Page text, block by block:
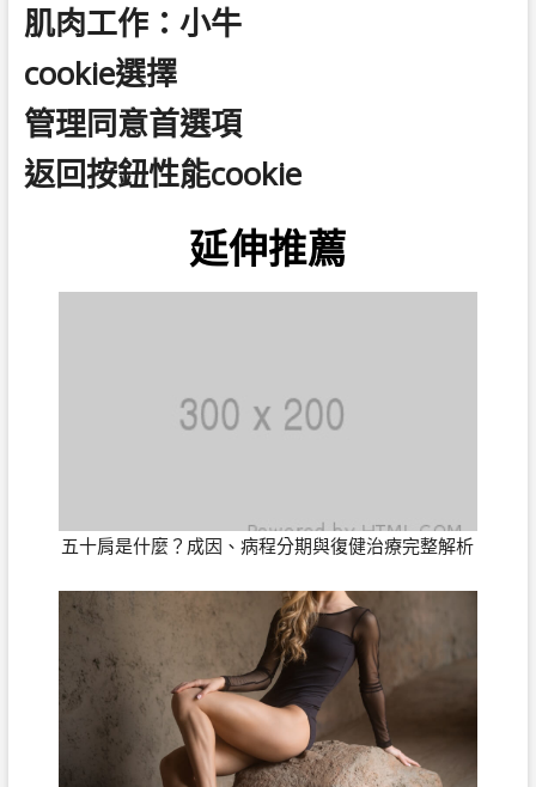
肌肉工作：小牛
cookie選擇
管理同意首選項
返回按鈕性能cookie
延伸推薦
五十肩是什麼？成因、病程分期與復健治療完整解析